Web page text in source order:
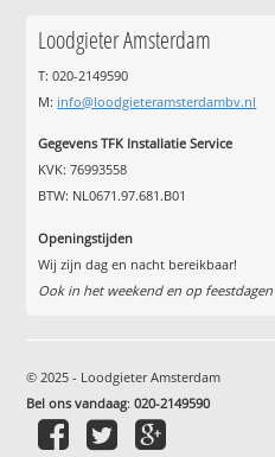
Loodgieter Amsterdam
T: 020-2149590
M: info@loodgieteramsterdambv.nl
Gegevens TFK Installatie Service
KVK: 76993558
BTW: NL0671.97.681.B01
Openingstijden
Wij zijn dag en nacht bereikbaar!
Ook in het weekend en op feestdagen
© 2025 - Loodgieter Amsterdam
Bel ons vandaag:020-2149590